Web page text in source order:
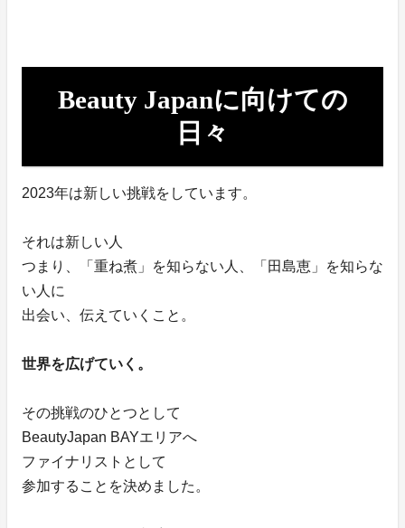
Beauty Japanに向けての
日々
2023年は新しい挑戦をしています。
それは新しい人
つまり、「重ね煮」を知らない人、「田島恵」を知らな
い人に
出会い、伝えていくこと。
世界を広げていく。
その挑戦のひとつとして
BeautyJapan BAYエリアへ
ファイナリストとして
参加することを決めました。